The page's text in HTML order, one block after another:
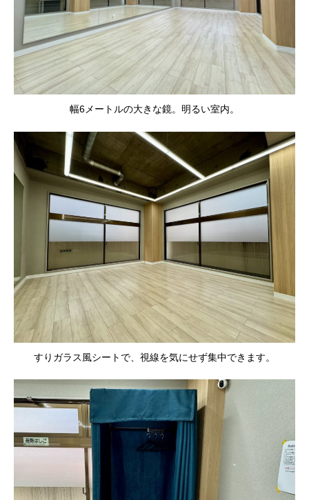
幅6メートルの大きな鏡。明るい室内。
すりガラス風シートで、視線を気にせず集中できます。